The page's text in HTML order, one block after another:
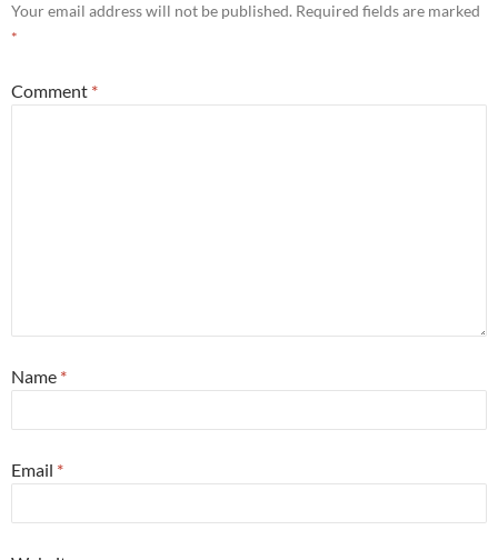
Your email address will not be published. Required fields are marked
*
Comment *
Name *
Email *